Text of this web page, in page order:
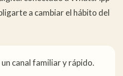
a cambiar el hábito del
canal familiar y rápido.